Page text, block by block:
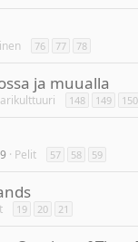
76 77 78
ja muualla
148 149 150
Pelit 57 58 59
19 20 21